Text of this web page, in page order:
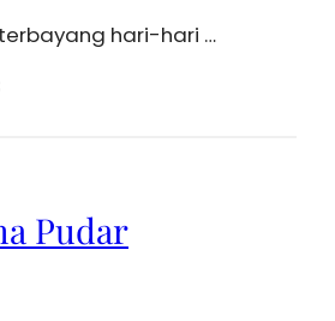
hari-hari …
Pudar